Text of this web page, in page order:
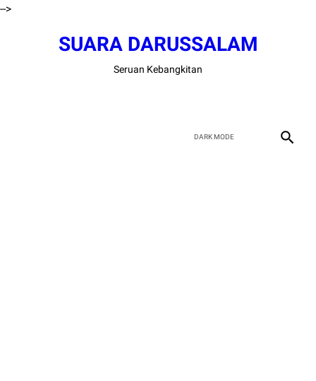
-->
SUARA DARUSSALAM
Seruan Kebangkitan